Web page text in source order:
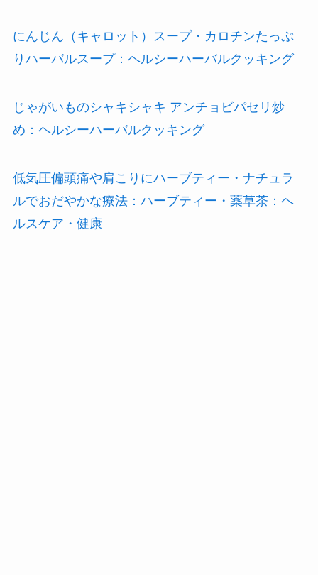
にんじん（キャロット）スープ・カロチンたっぷ
りハーバルスープ：ヘルシーハーバルクッキング
じゃがいものシャキシャキ アンチョビパセリ炒
め：ヘルシーハーバルクッキング
低気圧偏頭痛や肩こりにハーブティー・ナチュラ
ルでおだやかな療法：ハーブティー・薬草茶：ヘ
ルスケア・健康